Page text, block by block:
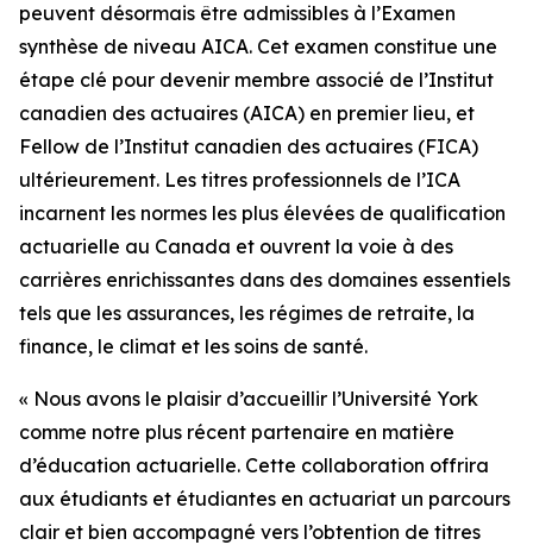
peuvent désormais être admissibles à l’Examen
synthèse de niveau AICA. Cet examen constitue une
étape clé pour devenir membre associé de l’Institut
canadien des actuaires (AICA) en premier lieu, et
Fellow de l’Institut canadien des actuaires (FICA)
ultérieurement. Les titres professionnels de l’ICA
incarnent les normes les plus élevées de qualification
actuarielle au Canada et ouvrent la voie à des
carrières enrichissantes dans des domaines essentiels
tels que les assurances, les régimes de retraite, la
finance, le climat et les soins de santé.
« Nous avons le plaisir d’accueillir l’Université York
comme notre plus récent partenaire en matière
d’éducation actuarielle. Cette collaboration offrira
aux étudiants et étudiantes en actuariat un parcours
clair et bien accompagné vers l’obtention de titres